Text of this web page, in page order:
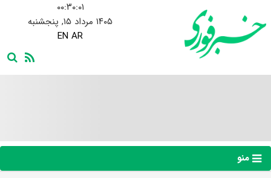
۰۰:۳۰:۰۲
۱۴۰۵ مرداد ۱۵, پنجشنبه
EN AR
منو